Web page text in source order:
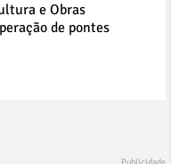
e Obras
de pontes